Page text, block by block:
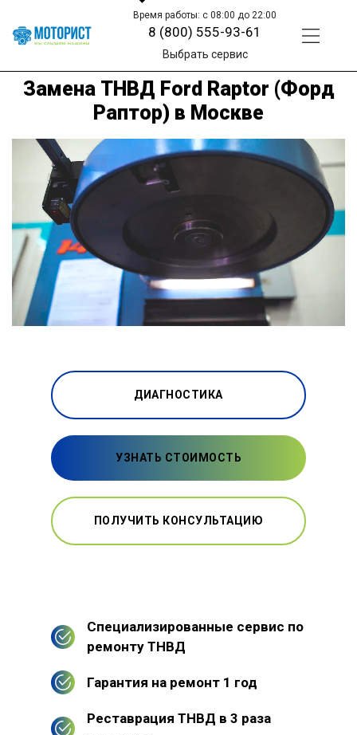
Время работы: с 08:00 до 22:00
8 (800) 555-93-61
Выбрать сервис
Замена ТНВД Ford Raptor (Форд
Раптор) в Москве
ДИАГНОСТИКА
УЗНАТЬ СТОИМОСТЬ
ПОЛУЧИТЬ КОНСУЛЬТАЦИЮ
Специализированные сервис по
ремонту ТНВД
Гарантия на ремонт 1 год
Реставрация ТНВД в 3 раза